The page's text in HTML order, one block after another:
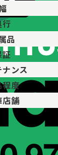
行
品
証
ンス
程度
店舗